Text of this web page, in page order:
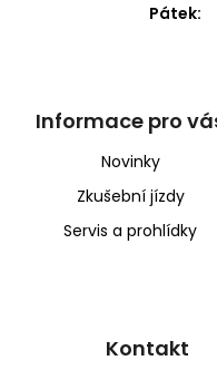
Pátek:
Informace pro
Novinky
Zkušební jízdy
Servis a prohlídky
Kontakt